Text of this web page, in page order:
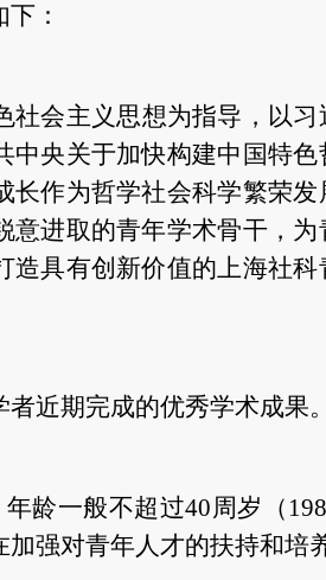
：
社会主义思想为指导，以习
中央关于加快构建中国特色
长作为哲学社会科学繁荣发
进取的青年学术骨干， 为
造具有创新价值的上海社科
者近期完成的优秀学术成果。
龄一般不超过40周岁（
强对青年人才的扶持和培养